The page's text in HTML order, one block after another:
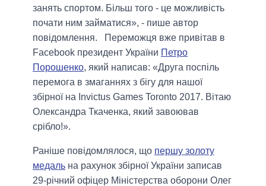
занять спортом. Більш того - це можливість
почати ним займатися», - пише автор
повідомлення. Переможця вже привітав в
Facebook президент України Петро
Порошенко, який написав: «Друга поспіль
перемога в змаганнях з бігу для нашої
збірної на Invictus Games Toronto 2017. Вітаю
Олександра Ткаченка, який завоював
срібло!».
Раніше повідомлялося, що першу золоту
медаль на рахунок збірної України записав
29-річний офіцер Міністерства оборони Олег